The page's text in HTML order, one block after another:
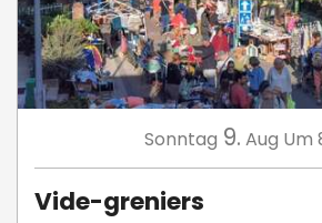
Sonntag 9. Aug Um
Vide-greniers